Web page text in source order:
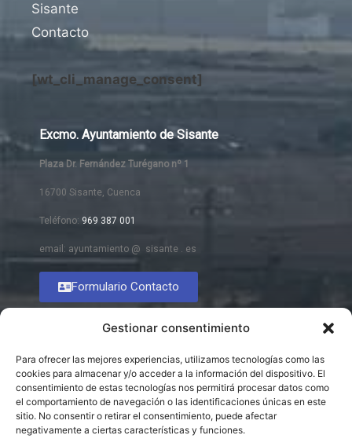
Gestionar consentimiento
Para ofrecer las mejores experiencias, utilizamos tecnologías como las
cookies para almacenar y/o acceder a la información del dispositivo. El
consentimiento de estas tecnologías nos permitirá procesar datos como
el comportamiento de navegación o las identificaciones únicas en este
sitio. No consentir o retirar el consentimiento, puede afectar
negativamente a ciertas características y funciones.
Sisante
Contacto
[wt_cli_manage_consent]
Excmo. Ayuntamiento de Sisante
Plaza Dr. Fernández Turégano nº 1
16700 Sisante, Cuenca
Teléfono: 969 387 001
email: ayuntamiento @ sisante . es
Formulario Contacto